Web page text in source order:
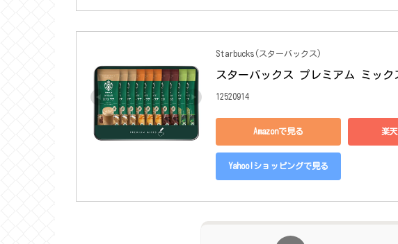
Starbucks(スターバックス)
スターバックス プレミアム ミック
12520914
Amazonで見る 楽
Yahoo!ショッピングで見る